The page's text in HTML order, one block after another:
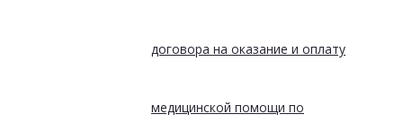
договора на оказание и оплату
медицинской помощи по